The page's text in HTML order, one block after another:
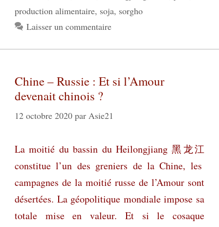
production alimentaire, soja, sorgho
Laisser un commentaire
Chine – Russie : Et si l’Amour
devenait chinois ?
12 octobre 2020 par Asie21
La moitié du bassin du Heilongjiang黑龙江
constitue l’un des greniers de la Chine, les
campagnes de la moitié russe de l’Amour sont
désertées. La géopolitique mondiale impose sa
totale mise en valeur. Et si le cosaque